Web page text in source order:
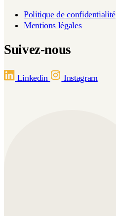
Politique de confidentialité
Mentions légales
Suivez-nous
Linkedin Instagram